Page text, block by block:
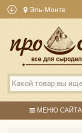
Эль-Монте
МЕНЮ САЙТА